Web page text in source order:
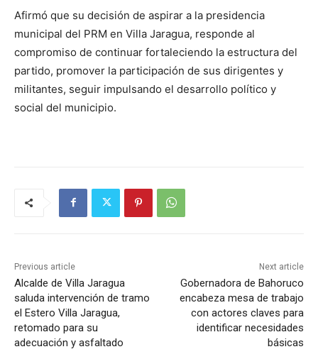
Afirmó que su decisión de aspirar a la presidencia
municipal del PRM en Villa Jaragua, responde al
compromiso de continuar fortaleciendo la estructura del
partido, promover la participación de sus dirigentes y
militantes, seguir impulsando el desarrollo político y
social del municipio.
Previous article
Alcalde de Villa Jaragua
saluda intervención de tramo
el Estero Villa Jaragua,
retomado para su
adecuación y asfaltado
Next article
Gobernadora de Bahoruco
encabeza mesa de trabajo
con actores claves para
identificar necesidades
básicas